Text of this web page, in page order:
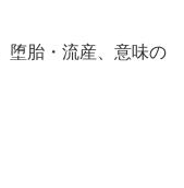
堕胎・流産、意味の